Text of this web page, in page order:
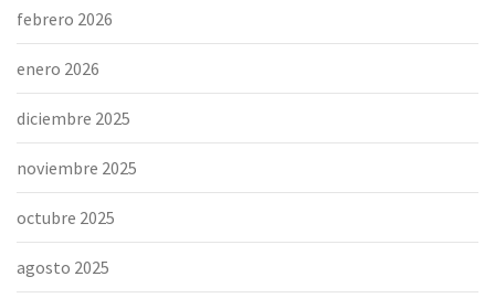
febrero 2026
enero 2026
diciembre 2025
noviembre 2025
octubre 2025
agosto 2025